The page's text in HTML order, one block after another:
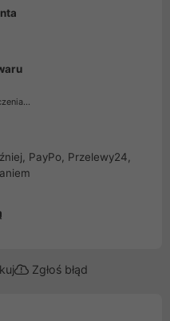
PayPo, Przelewy24,
Zgłoś błąd